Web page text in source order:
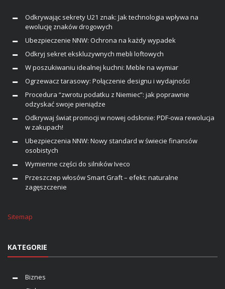
Odkrywając sekrety U21 znak: Jak technologia wpływa na
ewolucję znaków drogowych
Ubezpieczenie NNW: Ochrona na każdy wypadek
Odkryj sekret ekskluzywnych mebli loftowych
W poszukiwaniu idealnej kuchni: Meble na wymiar
Ogrzewacz tarasowy: Połączenie designu i wydajności
Procedura “zwrotu podatku z Niemiec”: jak poprawnie
odzyskać swoje pieniądze
Odkrywaj świat promocji w nowej odsłonie: PDF-owa rewolucja
w zakupach!
Ubezpieczenia NNW: Nowy standard w świecie finansów
osobistych
Wymienne części do silników Iveco
Przeszczep włosów Smart Graft – efekt: naturalne
zagęszczenie
Sitemap
KATEGORIE
Biznes